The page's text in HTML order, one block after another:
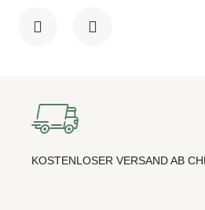
KOSTENLOSER VERSAND AB